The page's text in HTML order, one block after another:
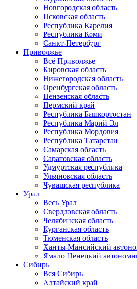
Новгородская область
Псковская область
Республика Карелия
Республика Коми
Санкт-Петербург
Приволжье
Всё Приволжье
Кировская область
Нижегородская область
Оренбургская область
Пензенская область
Пермский край
Республика Башкортостан
Республика Марий Эл
Республика Мордовия
Республика Татарстан
Самарская область
Саратовская область
Удмуртская республика
Ульяновская область
Чувашская республика
Урал
Весь Урал
Свердловская область
Челябинская область
Курганская область
Тюменская область
Ханты-Мансийский
Ямало-Ненецкий
Сибирь
Вся Сибирь
Алтайский край